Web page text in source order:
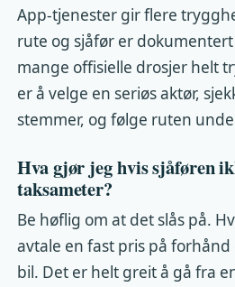
App-tjenester gir flere
rute og sjåfør er
mange offisielle drosjer helt
er å velge en seriøs aktør,
stemmer, og følge ruten
Hva gjør jeg hvis sjåføren
taksameter?
Be høflig om at det slås på.
avtale en fast pris på
bil. Det er helt greit å gå fra